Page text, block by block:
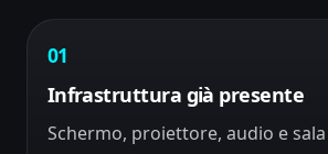
01
Infrastruttura già presente
Schermo, proiettore, audio e